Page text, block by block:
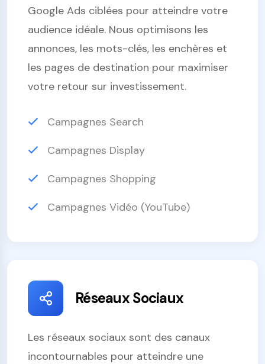
Google Ads ciblées pour atteindre votre
audience idéale. Nous optimisons les
annonces, les mots-clés, les enchères et
les pages de destination pour maximiser
votre retour sur investissement.
Campagnes Search
Campagnes Display
Campagnes Shopping
Campagnes Vidéo (YouTube)
Réseaux Sociaux
Les réseaux sociaux sont des canaux
incontournables pour atteindre une